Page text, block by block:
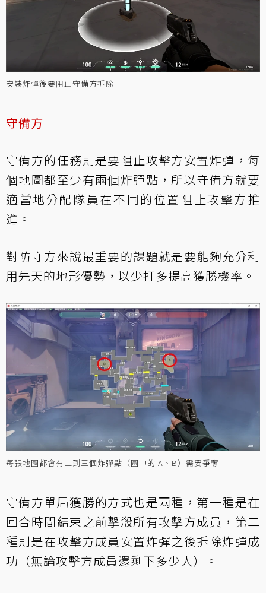
安裝炸彈後要阻止守備方拆除
守備方
守備方的任務則是要阻止攻擊方安置炸彈，每
個地圖都至少有兩個炸彈點，所以守備方就要
適當地分配隊員在不同的位置阻止攻擊方推
進。
對防守方來說最重要的課題就是要能夠充分利
用先天的地形優勢，以少打多提高獲勝機率。
每張地圖都會有二到三個炸彈點（圖中的 A、B）需要爭奪
守備方單局獲勝的方式也是兩種，第一種是在
回合時間結束之前擊殺所有攻擊方成員，第二
種則是在攻擊方成員安置炸彈之後拆除炸彈成
功（無論攻擊方成員還剩下多少人）。